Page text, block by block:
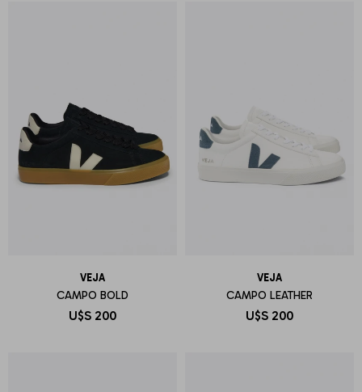
VEJA
CAMPO BOLD
U$S 200
VEJA
CAMPO LEATHER
U$S 200